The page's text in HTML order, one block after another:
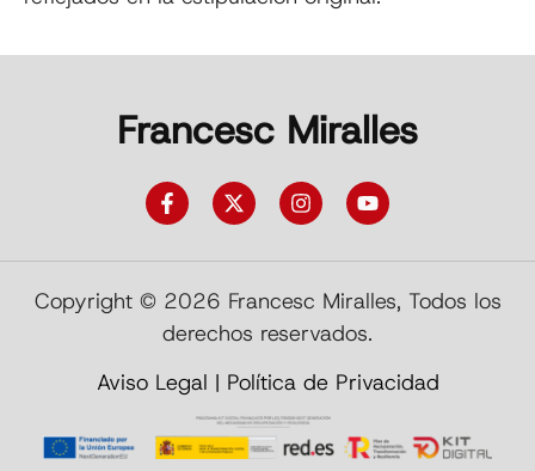
Francesc Miralles
Copyright © 2026 Francesc Miralles, Todos los
derechos reservados.
Aviso Legal | Política de Privacidad